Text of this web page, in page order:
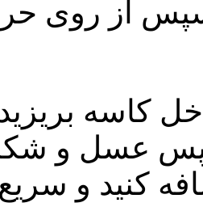
عسل و